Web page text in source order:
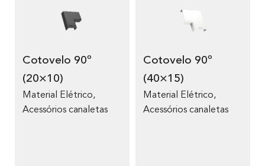
Cotovelo 90º
(20×10)
Material Elétrico,
Acessórios canaletas
Cotovelo 90º
(40×15)
Material Elétrico,
Acessórios canaletas